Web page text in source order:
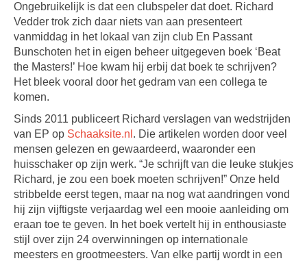
Ongebruikelijk is dat een clubspeler dat doet. Richard
Vedder trok zich daar niets van aan presenteert
vanmiddag in het lokaal van zijn club En Passant
Bunschoten het in eigen beheer uitgegeven boek ‘Beat
the Masters!’ Hoe kwam hij erbij dat boek te schrijven?
Het bleek vooral door het gedram van een collega te
komen.
Sinds 2011 publiceert Richard verslagen van wedstrijden
van EP op Schaaksite.nl . Die artikelen worden door veel
mensen gelezen en gewaardeerd, waaronder een
huisschaker op zijn werk. “Je schrijft van die leuke stukjes
Richard, je zou een boek moeten schrijven!” Onze held
stribbelde eerst tegen, maar na nog wat aandringen vond
hij zijn vijftigste verjaardag wel een mooie aanleiding om
eraan toe te geven. In het boek vertelt hij in enthousiaste
stijl over zijn 24 overwinningen op internationale
meesters en grootmeesters. Van elke partij wordt in een